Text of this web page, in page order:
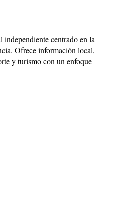
centrado en la
Ofrece información local,
y turismo con un enfoque